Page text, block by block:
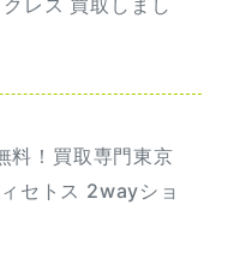
料！買取専門東京
セトス 2wayショ